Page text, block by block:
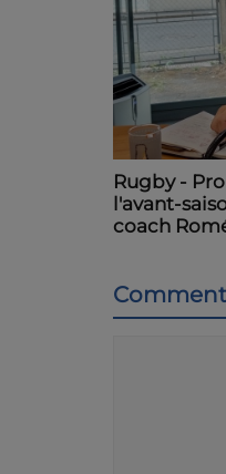
Rugby -
l'avant-
coach